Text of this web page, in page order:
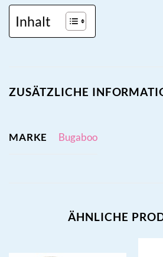
Inhalt
ZUSÄTZLICHE
MARKE Bugaboo
ÄHNLICHE